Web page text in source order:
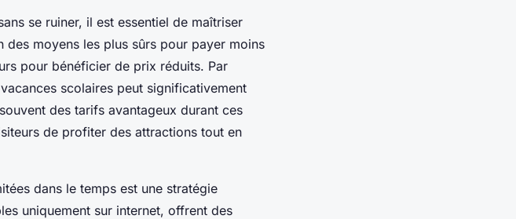
se ruiner, il est essentiel de maîtriser
des moyens les plus sûrs pour payer moins
pour bénéficier de prix réduits. Par
scolaires peut significativement
des tarifs avantageux durant ces
de profiter des attractions tout en
dans le temps est une stratégie
uniquement sur internet, offrent des